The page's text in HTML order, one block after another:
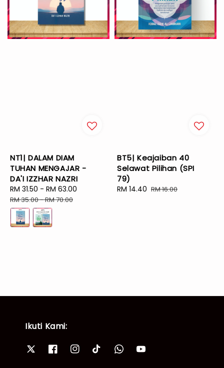
NT1| DALAM DIAM
TUHAN MENGAJAR -
DA'I IZZHAR NAZRI
Sale
price
RM 31.50 - RM 63.00
RM 35.00-RM 70.00
BT5| Keajaiban 40
Selawat Pilihan (SPI
79)
Sale
RM 14.40 Regular
RM 16.00
Ikuti Kami: